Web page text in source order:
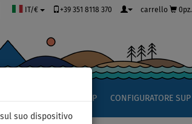
sul suo dispositivo
IT/€ +39 351 8118 370 carrello 0pz.
APPROCCIO AL SUP CONFIGURATORE SUP